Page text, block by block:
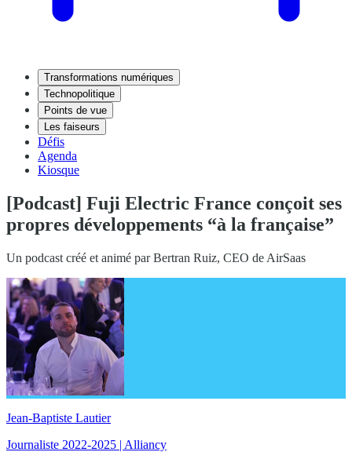
Transformations numériques
Technopolitique
Points de vue
Les faiseurs
Défis
Agenda
Kiosque
[Podcast] Fuji Electric France conçoit ses
propres développements “à la française”
Un podcast créé et animé par Bertran Ruiz, CEO de AirSaas
Jean-Baptiste Lautier
Journaliste 2022-2025 | Alliancy